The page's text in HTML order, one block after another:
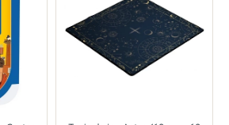
-40 %